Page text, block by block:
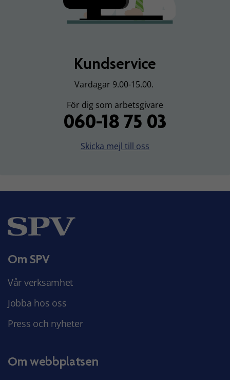
Kundservice
Vardagar 9.00-15.00.
För dig som arbetsgivare
060-18 75 03
Skicka mejl till oss
Om SPV
Vår verksamhet
Jobba hos oss
Press och nyheter
Om webbplatsen